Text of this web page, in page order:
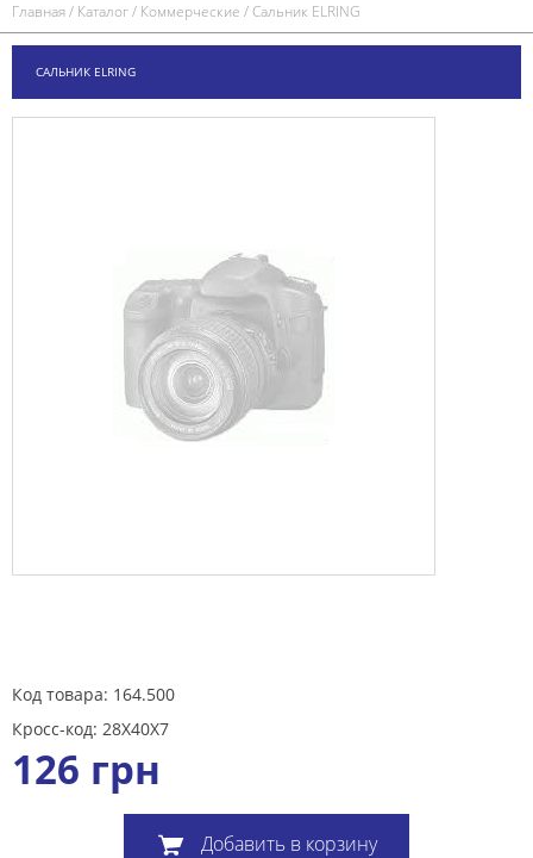
Главная/ Каталог/ Коммерческие /Сальник ELRING
САЛЬНИК ELRING
Код товара: 164.500
Кросс-код: 28X40X7
126 грн
Добавить в корзину